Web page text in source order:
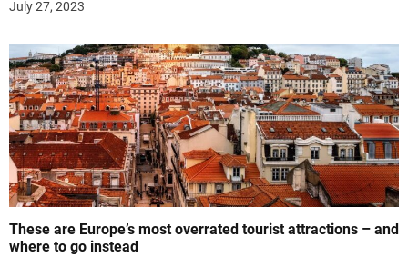
July 27, 2023
These are Europe’s most overrated tourist attractions – and
where to go instead